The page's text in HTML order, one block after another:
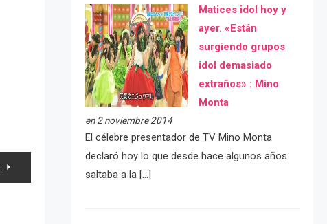
Matices idol hoy y
ayer. «Están
surgiendo grupos
idol demasiado
extraños» : Mino
Monta
en 2 noviembre 2014
El célebre presentador de TV Mino Monta
declaró hoy lo que desde hace algunos años
saltaba a la […]